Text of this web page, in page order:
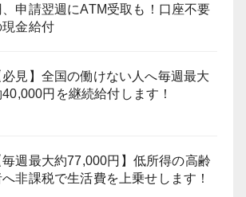
、申請翌週にATM受取も！口座不要
現金給付
必見】全国の働けない人へ毎週最大
円を継続給付します！
毎週最大約77,000円】低所得の高齢
非課税で生活費を上乗せします！